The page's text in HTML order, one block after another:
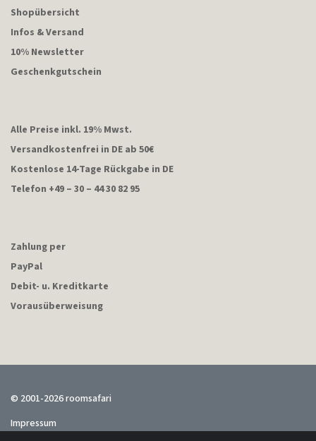
Shopübersicht
Infos & Versand
10% Newsletter
Geschenkgutschein
Alle Preise inkl. 19% Mwst.
Versandkostenfrei in DE ab 50€
Kostenlose 14-Tage Rückgabe in DE
Telefon +49 – 30 – 44 30 82 95
Zahlung per
PayPal
Debit- u. Kreditkarte
Vorausüberweisung
© 2001-2026 roomsafari
Impressum